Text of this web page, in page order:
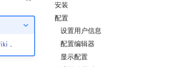
安装
配置
设置用户信息
配置编辑器
显示配置
．